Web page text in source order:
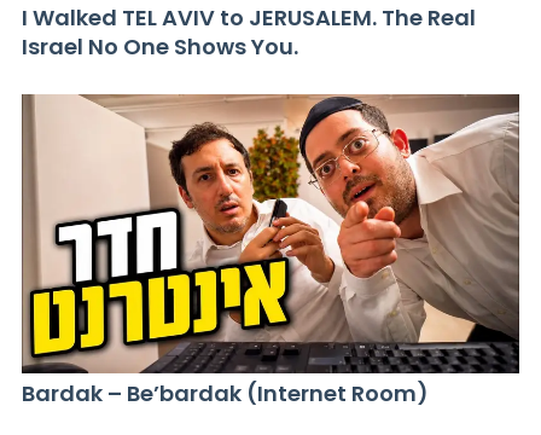
I Walked TEL AVIV to JERUSALEM. The Real
Israel No One Shows You.
Bardak – Be’bardak (Internet Room)